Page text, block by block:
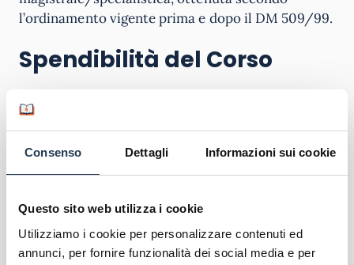
Consenso Dettagli Informazioni sui cookie
Questo sito web utilizza i cookie
Utilizziamo i cookie per personalizzare contenuti ed
annunci, per fornire funzionalità dei social media e per
l’ordinamento vigente prima e dopo il DM 509/99.
Spendibilità del Corso
preparazione dell’ITP nella scuola di oggi. Inoltre,
il corso di perfezionamento consente anche di
ottenere2 punti nelle graduatorie GPS.